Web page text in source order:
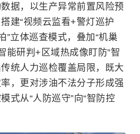
据，以生产异常前置风险预
建“视频云监看+警灯巡护
”立体巡查模式，叠加“机巢
能研判+区域热成像盯防”智
统人力巡检覆盖局限，既大
，更对涉油不法分子形成强
式从“人防巡守”向“智防控